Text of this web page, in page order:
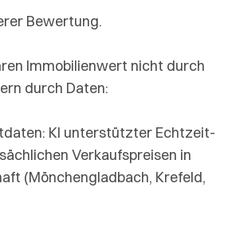
Bewertung.
Immobilienwert nicht durch
durch Daten:
KI unterstützter Echtzeit-
Verkaufspreisen in
(Mönchengladbach, Krefeld,